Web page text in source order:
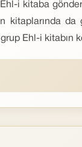
i kitaba
kitaplarında
Ehl-i kitabın